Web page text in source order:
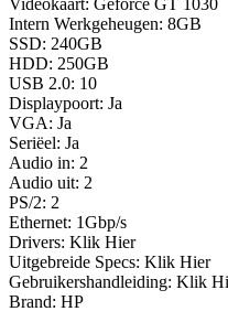
Intern Werkgeheugen: 8GB
SSD: 240GB
HDD: 250GB
USB 2.0: 10
Displaypoort: Ja
VGA: Ja
Seriëel: Ja
Audio in: 2
Audio uit: 2
PS/2: 2
Ethernet: 1Gbp/s
Drivers: Klik Hier
Uitgebreide Specs: Klik Hier
Gebruikershandleiding: Klik
Brand: HP